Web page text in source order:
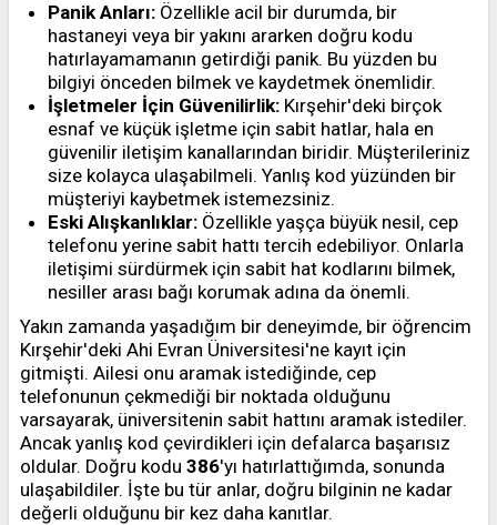
Panik Anları: Özellikle acil bir durumda, bir
hastaneyi veya bir yakını ararken doğru kodu
hatırlayamamanın getirdiği panik. Bu yüzden bu
bilgiyi önceden bilmek ve kaydetmek önemlidir.
İşletmeler İçin Güvenilirlik: Kırşehir'deki birçok
esnaf ve küçük işletme için sabit hatlar, hala en
güvenilir iletişim kanallarından biridir. Müşterileriniz
size kolayca ulaşabilmeli. Yanlış kod yüzünden bir
müşteriyi kaybetmek istemezsiniz.
Eski Alışkanlıklar: Özellikle yaşça büyük nesil, cep
telefonu yerine sabit hattı tercih edebiliyor. Onlarla
iletişimi sürdürmek için sabit hat kodlarını bilmek,
nesiller arası bağı korumak adına da önemli.
Yakın zamanda yaşadığım bir deneyimde, bir öğrencim
Kırşehir'deki Ahi Evran Üniversitesi'ne kayıt için
gitmişti. Ailesi onu aramak istediğinde, cep
telefonunun çekmediği bir noktada olduğunu
varsayarak, üniversitenin sabit hattını aramak istediler.
Ancak yanlış kod çevirdikleri için defalarca başarısız
oldular. Doğru kodu 386'yı hatırlattığımda, sonunda
ulaşabildiler. İşte bu tür anlar, doğru bilginin ne kadar
değerli olduğunu bir kez daha kanıtlar.